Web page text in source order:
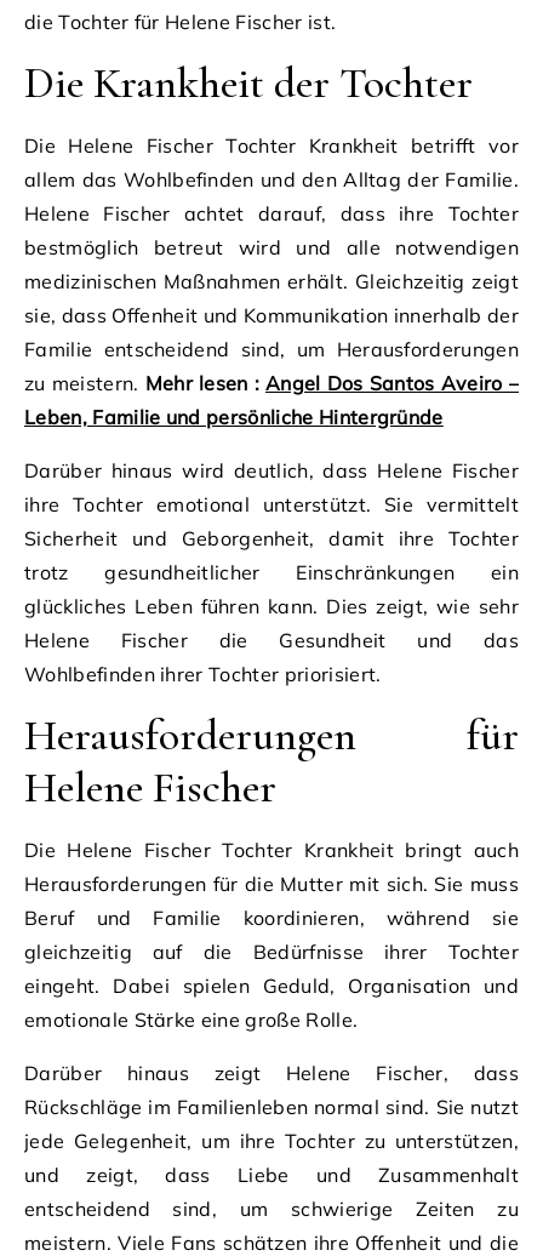
die Tochter für Helene Fischer ist.
Die Krankheit der Tochter
Die Helene Fischer Tochter Krankheit betrifft vor
allem das Wohlbefinden und den Alltag der Familie.
Helene Fischer achtet darauf, dass ihre Tochter
bestmöglich betreut wird und alle notwendigen
medizinischen Maßnahmen erhält. Gleichzeitig zeigt
sie, dass Offenheit und Kommunikation innerhalb der
Familie entscheidend sind, um Herausforderungen
zu meistern. Mehr lesen :Angel Dos Santos Aveiro –
Leben, Familie und persönliche Hintergründe
Darüber hinaus wird deutlich, dass Helene Fischer
ihre Tochter emotional unterstützt. Sie vermittelt
Sicherheit und Geborgenheit, damit ihre Tochter
trotz gesundheitlicher Einschränkungen ein
glückliches Leben führen kann. Dies zeigt, wie sehr
Helene Fischer die Gesundheit und das
Wohlbefinden ihrer Tochter priorisiert.
Herausforderungen für
Helene Fischer
Die Helene Fischer Tochter Krankheit bringt auch
Herausforderungen für die Mutter mit sich. Sie muss
Beruf und Familie koordinieren, während sie
gleichzeitig auf die Bedürfnisse ihrer Tochter
eingeht. Dabei spielen Geduld, Organisation und
emotionale Stärke eine große Rolle.
Darüber hinaus zeigt Helene Fischer, dass
Rückschläge im Familienleben normal sind. Sie nutzt
jede Gelegenheit, um ihre Tochter zu unterstützen,
und zeigt, dass Liebe und Zusammenhalt
entscheidend sind, um schwierige Zeiten zu
meistern. Viele Fans schätzen ihre Offenheit und die